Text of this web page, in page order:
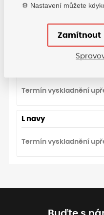
Termín vyskladnění
Termín vyskladnění
L navy
Termín vyskladnění
⚙️ Nastavení můžete
Zamítnout